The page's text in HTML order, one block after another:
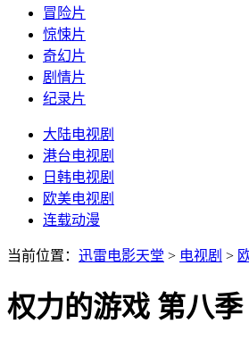
冒险片
惊悚片
奇幻片
剧情片
纪录片
大陆电视剧
港台电视剧
日韩电视剧
欧美电视剧
连载动漫
当前位置： 迅雷电影天堂 > 电视剧 >
权力的游戏 第八季